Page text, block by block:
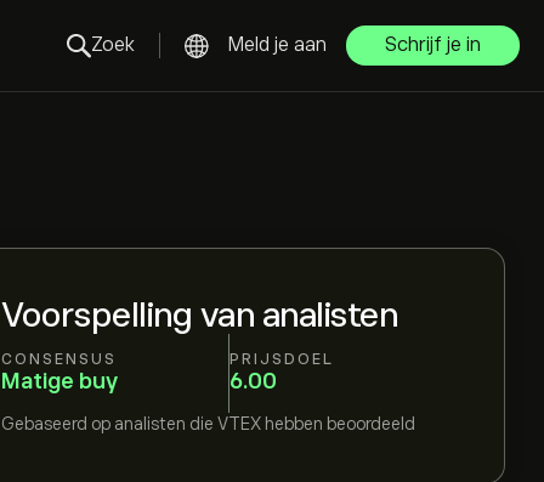
Zoek Meld je aan Schrijf je in
Voorspelling van analisten
CONSENSUS
Matige buy
PRIJSDOEL
6.00
Gebaseerd op analisten die VTEX hebben beoordeeld